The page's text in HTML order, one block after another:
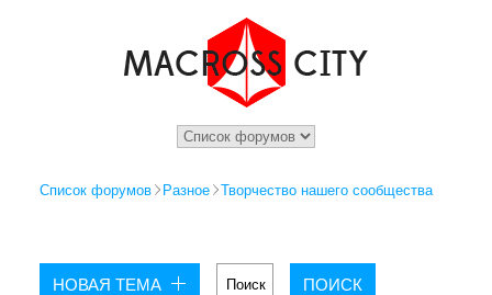
Список форумов Разное Творчество нашего сообщества
НОВАЯ ТЕМА